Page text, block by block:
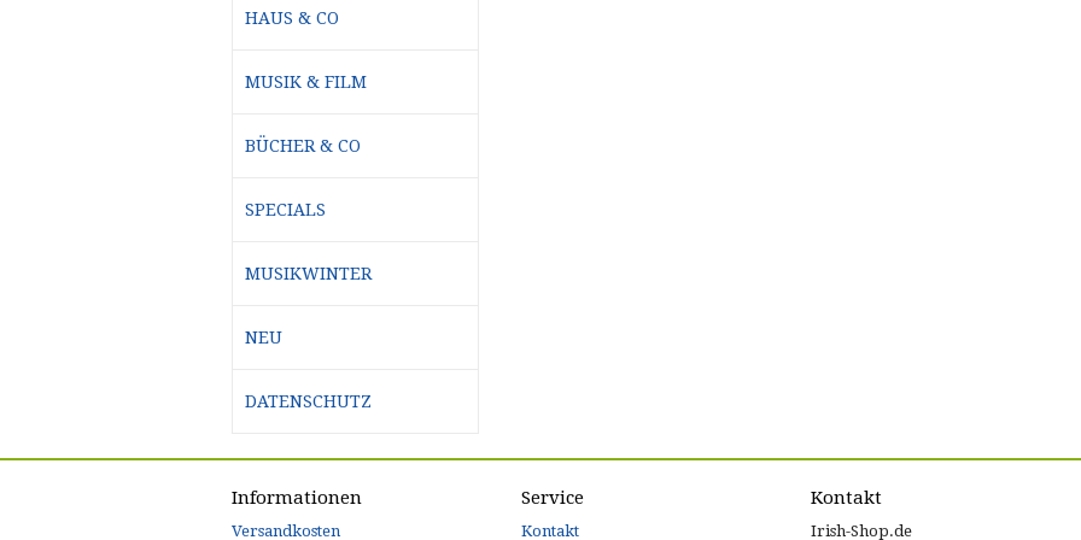
HAUS & CO
MUSIK & FILM
BÜCHER & CO
SPECIALS
MUSIKWINTER
NEU
DATENSCHUTZ
Informationen
Versandkosten
Service
Kontakt
Kontakt
Irish-Shop.de